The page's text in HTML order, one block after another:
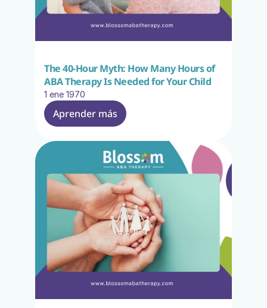
The 40-Hour Myth: How Many Hours of
ABA Therapy Is Needed for Your Child
1 ene 1970
Aprender más